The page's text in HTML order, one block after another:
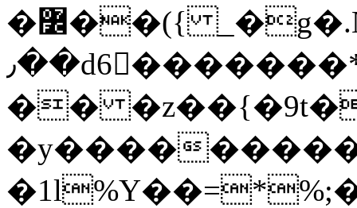
�߼��({ _�g�.Nfӻg����f7z91o^��̤^�>��2�`�:|#dk�{>�>>&�tsw�Nwo�?
٫��d6򆧇�������*��[|^]oo���NW~zz>�X&�u�=K?
��
�y����